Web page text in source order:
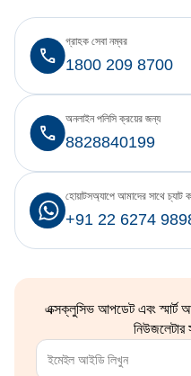
1800 209 8700
গ্রাহক সেবা নম্বর
8828840199
অনলাইন পলিসি ক্রয়ের জন্য
+91 22 6274
হোয়াটসঅ্যাপে আমাদের সাথে চ্যাট
এক্সক্লুসিভ আপডেট এবং স্মার্ট
নিউজলেটার